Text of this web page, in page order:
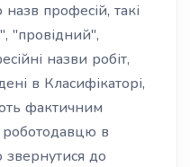
професій, такі
"провідний",
назви робіт,
в Класифікаторі,
фактичним
роботодавцю в
до